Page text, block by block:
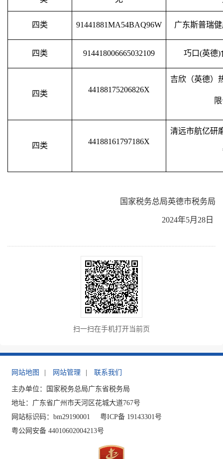
四类 91441881MA54BAQ96W 广东斯普瑞
四类 914418006665032109 巧口(英德)
四类 44188175206826X
吉欣（英德）
四类 44188161797186X
清远市航亿研
国家税务总局英德市税务局
2024年5月 28 日
扫一扫在手机打开当前页
网站地图 网站管理 联系我们
主办单位：国家税务总局广东省税务局
地址：广东省广州市天河区花城大道767号
网站标识码：bm29190001
粤ICP备 19143301号
粤公网安备 44010602004213号